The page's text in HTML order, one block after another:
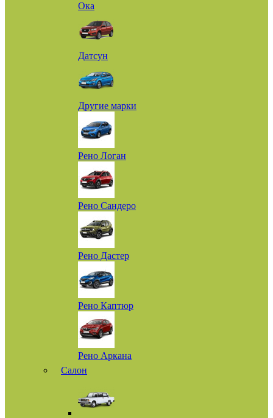
Ока
Датсун
Другие марки
Рено Логан
Рено Сандеро
Рено Дастер
Рено Каптюр
Рено Аркана
Салон